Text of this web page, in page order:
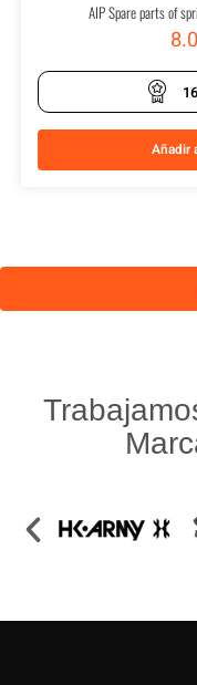
AIP Spare parts of
16
Añadir